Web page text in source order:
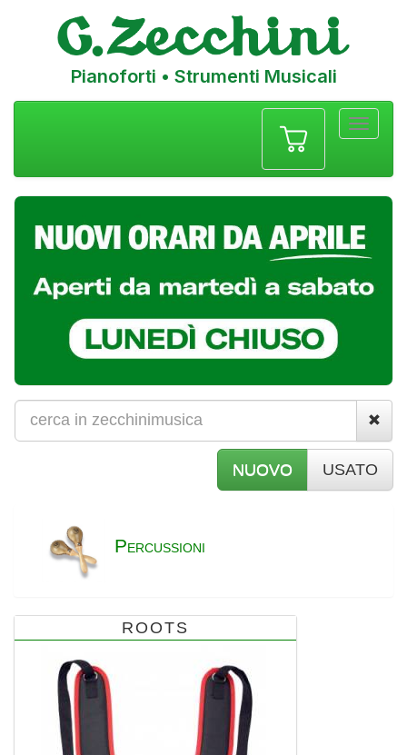
Pianoforti • Strumenti Musicali
NUOVO USATO
PERCUSSIONI
ROOTS